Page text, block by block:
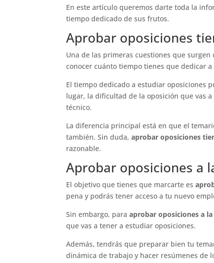
En este artículo queremos darte toda la
tiempo dedicado de sus frutos.
Aprobar oposiciones
Una de las primeras cuestiones que
conocer cuánto tiempo tienes que dedicar
El tiempo dedicado a estudiar oposiciones
lugar, la dificultad de la oposición que vas
técnico.
La diferencia principal está en que el
también. Sin duda,aprobar oposiciones
razonable.
Aprobar oposiciones a
El objetivo que tienes que marcarte es
pena y podrás tener acceso a tu nuevo
Sin embargo, paraaprobar oposiciones a
que vas a tener a estudiar oposiciones.
Además, tendrás que preparar bien tu
dinámica de trabajo y hacer resúmenes de